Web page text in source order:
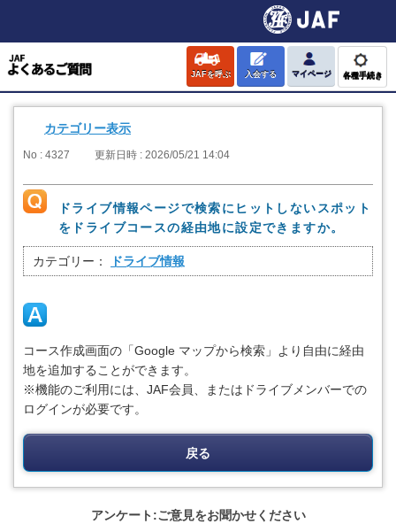
JAFを呼ぶ 入会する マイページ 各種手続き
カテゴリー表示
No : 4327 更新日時 : 2026/05/21 14:04
ドライブ情報ページで検索にヒットしないスポット
をドライブコースの経由地に設定できますか。
カテゴリー： ドライブ情報
コース作成画面の「Google マップから検索」より自由に経由
地を追加することができます。
※機能のご利用には、JAF会員、またはドライブメンバーでの
ログインが必要です。
戻る
アンケート:ご意見をお聞かせください